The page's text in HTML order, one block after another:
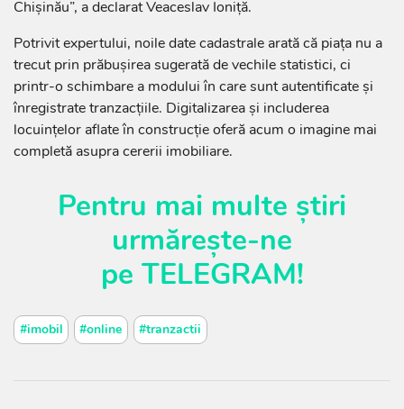
Chișinău”, a declarat Veaceslav Ioniță.
Potrivit expertului, noile date cadastrale arată că piața nu a
trecut prin prăbușirea sugerată de vechile statistici, ci
printr-o schimbare a modului în care sunt autentificate și
înregistrate tranzacțiile. Digitalizarea și includerea
locuințelor aflate în construcție oferă acum o imagine mai
completă asupra cererii imobiliare.
Pentru mai multe știri
urmărește-ne
pe TELEGRAM!
#imobil #online #tranzactii